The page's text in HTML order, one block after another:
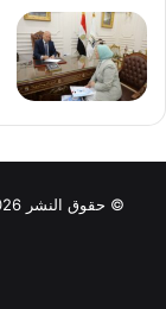
© حقوق النشر 2026، جميع الحقوق محفوظة | لموقع اخبار الصباح